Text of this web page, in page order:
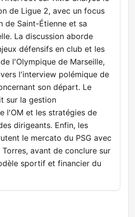
de Ligue 2, avec un focus
de Saint-Étienne et sa
La discussion aborde
défensifs en club et les
l'Olympique de Marseille,
l'interview polémique de
son départ. Le
sur la gestion
l'OM et les stratégies de
dirigeants. Enfin, les
le mercato du PSG avec
Torres, avant de conclure sur
sportif et financier du